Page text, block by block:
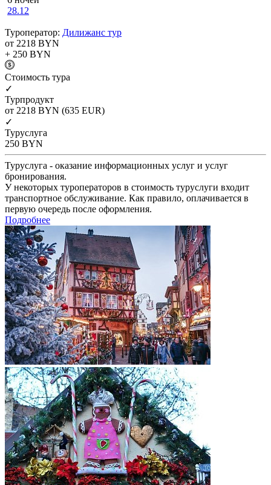
28.12
Туроператор: Дилижанс тур
от 2218 BYN
+ 250 BYN
Cтоимость тура
✓
Турпродукт
от 2218 BYN (635 EUR)
✓
Туруслуга
250 BYN
Туруслуга - оказание информационных услуг и услуг
бронирования.
У некоторых туроператоров в стоимость туруслуги входит
транспортное обслуживание. Как правило, оплачивается в
первую очередь после оформления.
Подробнее